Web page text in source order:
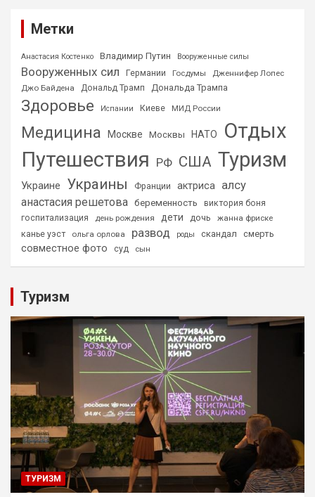
Метки
Анастасия Костенко Владимир Путин Вооруженные силы
Вооруженных сил Германии Госдумы
Дженнифер Лопес
Джо Байдена
Дональд Трамп Дональда Трампа
Здоровье Испании Киеве МИД России
Медицина Москве Москвы НАТО
Отдых
Путешествия РФ США Туризм
Украине Украины Франции актриса алсу
анастасия решетова беременность
виктория боня
госпитализация
день рождения дети дочь
жанна фриске
канье уэст
ольга орлова развод роды скандал смерть
совместное фото суд сын
Туризм
ТУРИЗМ